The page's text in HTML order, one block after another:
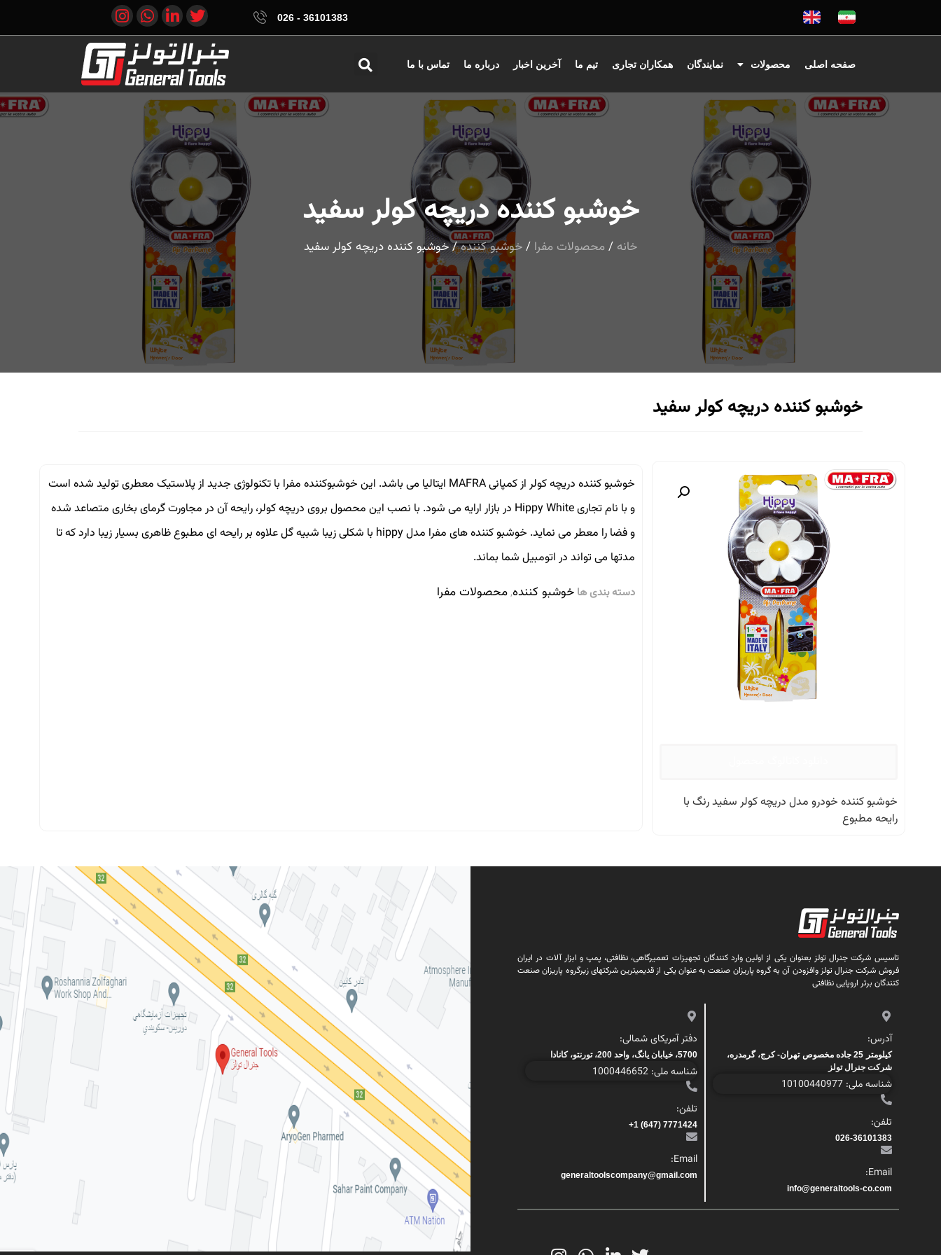
36101383 - 026
صفحه اصلی محصولات نمایندگان همکاران تجاری تیم ما آخرین اخبار درباره ما تماس با ما
خوشبو کننده دریچه کولر سفید
خانه / محصولات مفرا /خوشبو کننده/ خوشبو کننده دریچه کولر سفید
خوشبو کننده دریچه کولر سفید
خوشبو کننده خودرو مدل دریچه کولر سفید رنگ با
رایحه مطبوع
خوشبو کننده دریچه کولر از کمپانی MAFRA ایتالیا می باشد. این خوشبوکننده مفرا با تکنولوژی جدید از پلاستیک معطری تولید شده است
و با نام تجاری Hippy White در بازار ارایه می شود. با نصب این محصول بروی دریچه کولر، رایحه آن در مجاورت گرمای بخاری متصاعد شده
و فضا را معطر می نماید. خوشبو کننده های مفرا مدل hippy با شکلی زیبا شبیه گل علاوه بر رایحه ای مطبوع ظاهری بسیار زیبا دارد که تا
مدتها می تواند در اتومبیل شما بماند.
دسته بندی ها خوشبو کننده,محصولات مفرا
تاسیس شرکت جنرال تولز بعنوان یکی از اولین وارد کنندگان تجهیزات تعمیرگاهی، نظافتی، پمپ و ابزار آلات در ایران
فروش شرکت جنرال تولز وافزودن آن به گروه پاریزان صنعت به عنوان یکی از قدیمیترین شرکتهای زیرگروه پاریزان صنعت
کنندگان برتر اروپایی نظافتی
آدرس:
کیلومتر 25 جاده مخصوص تهران- کرج، گرمدره،
شرکت جنرال تولز
شناسه ملی: 10100440977
تلفن:
026-36101383
Email:
info@generaltools-co.com
دفتر آمریکای شمالی:
5700، خیابان یانگ، واحد 200، تورنتو، کانادا
شناسه ملی: 1000446652
تلفن:
7771424 (647) 1+
Email:
generaltoolscompany@gmail.com